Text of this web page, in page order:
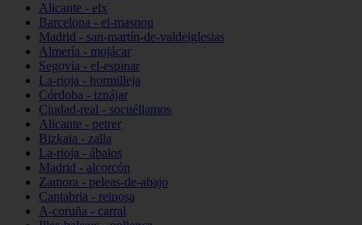
Alicante - elx
Barcelona - el-masnou
Madrid - san-martín-de-valdeiglesias
Almería - mojácar
Segovia - el-espinar
La-rioja - hormilleja
Córdoba - iznájar
Ciudad-real - socuéllamos
Alicante - petrer
Bizkaia - zalla
La-rioja - ábalos
Madrid - alcorcón
Zamora - peleas-de-abajo
Cantabria - reinosa
A-coruña - carral